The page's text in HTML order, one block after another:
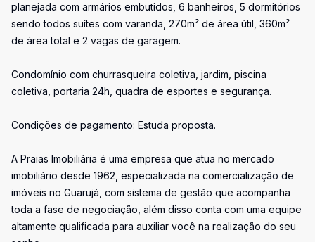
planejada com armários embutidos, 6 banheiros, 5 dormitórios
sendo todos suítes com varanda, 270m² de área útil, 360m²
de área total e 2 vagas de garagem.
Condomínio com churrasqueira coletiva, jardim, piscina
coletiva, portaria 24h, quadra de esportes e segurança.
Condições de pagamento: Estuda proposta.
A Praias Imobiliária é uma empresa que atua no mercado
imobiliário desde 1962, especializada na comercialização de
imóveis no Guarujá, com sistema de gestão que acompanha
toda a fase de negociação, além disso conta com uma equipe
altamente qualificada para auxiliar você na realização do seu